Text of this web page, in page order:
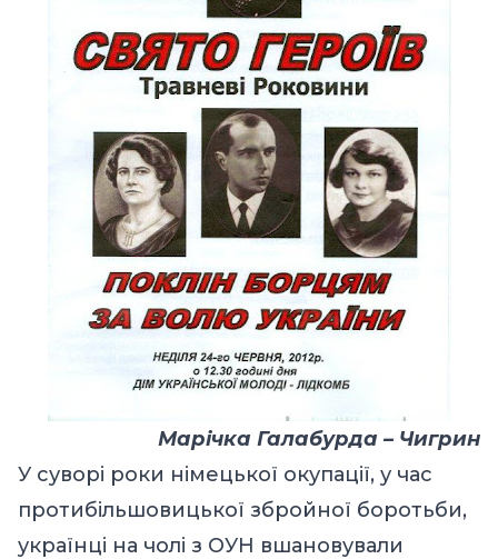
Марічка Галабурда – Чигрин
У суворі роки німецької окупації, у час
протибільшовицької збройної боротьби,
українці на чолі з ОУН вшановували